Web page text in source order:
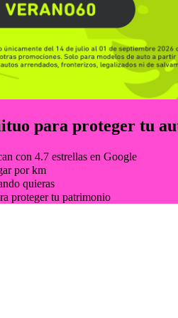
para proteger tu
con 4.7 estrellas en Google
por km
quieras
proteger tu patrimonio